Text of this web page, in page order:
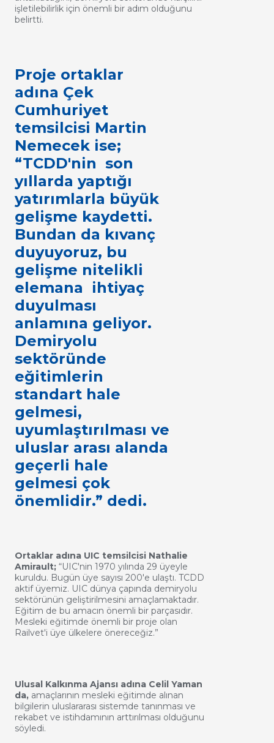
işletilebilirlik için önemli bir adım olduğunu
belirtti.
Proje ortaklar
adına Çek
Cumhuriyet
temsilcisi Martin
Nemecek ise;
“TCDD'nin son
yıllarda yaptığı
yatırımlarla büyük
gelişme kaydetti.
Bundan da kıvanç
duyuyoruz, bu
gelişme nitelikli
elemana ihtiyaç
duyulması
anlamına geliyor.
Demiryolu
sektöründe
eğitimlerin
standart hale
gelmesi,
uyumlaştırılması ve
uluslar arası alanda
geçerli hale
gelmesi çok
önemlidir.” dedi.
Ortaklar adına UIC temsilcisi Nathalie
Amirault; “UIC'nin 1970 yılında 29 üyeyle
kuruldu. Bugün üye sayısı 200'e ulaştı. TCDD
aktif üyemiz. UIC dünya çapında demiryolu
sektörünün geliştirilmesini amaçlamaktadır.
Eğitim de bu amacın önemli bir parçasıdır.
Mesleki eğitimde önemli bir proje olan
Railvet'i üye ülkelere önereceğiz.”
Ulusal Kalkınma Ajansı adına Celil Yaman
da, amaçlarının mesleki eğitimde alınan
bilgilerin uluslararası sistemde tanınması ve
rekabet ve istihdamının arttırılması olduğunu
söyledi.